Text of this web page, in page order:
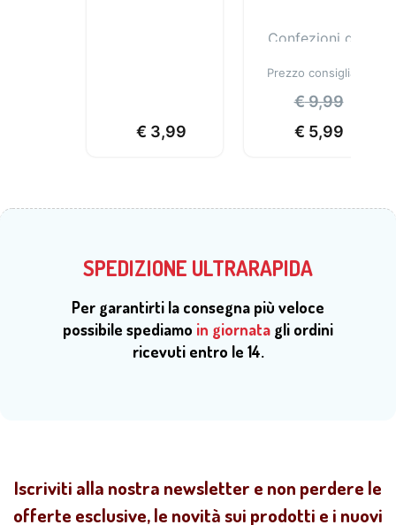
€ 3,99
Confezioni di
piegati con
inserti colorati
Ideali per
Prezzo consigliato:
€9,99
€ 5,99
SPEDIZIONE ULTRARAPIDA
Per garantirti la consegna più veloce
possibile spediamo in giornata gli ordini
ricevuti entro le 14.
Iscriviti alla nostra newsletter e non perdere le
offerte esclusive, le novità sui prodotti e i nuovi